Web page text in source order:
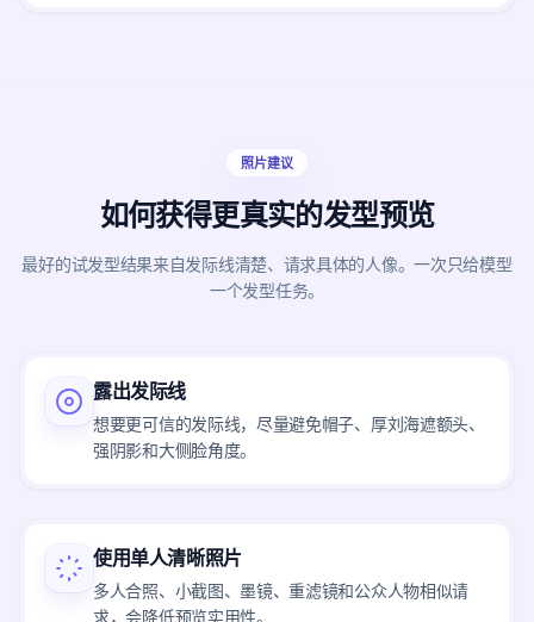
照片建议
如何获得更真实的发型预览
最好的试发型结果来自发际线清楚、请求具体的人像。一次只给模型
一个发型任务。
露出发际线
想要更可信的发际线，尽量避免帽子、厚刘海遮额头、
强阴影和大侧脸角度。
使用单人清晰照片
多人合照、小截图、墨镜、重滤镜和公众人物相似请
求，会降低预览实用性。